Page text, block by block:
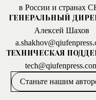
в России и странах
ГЕНЕРАЛЬНЫЙ
Алексей Шахов
ТЕХНИЧЕСКАЯ
Станьте нашим